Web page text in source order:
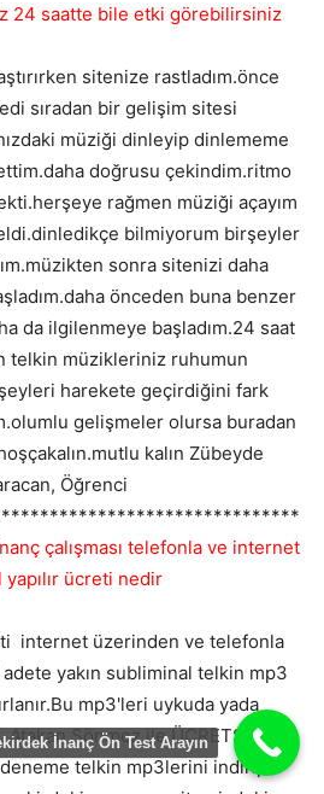
24 saatte bile etki görebilirsiniz
sitenize rastladım.önce
sıradan bir gelişim sitesi
müziği dinleyip dinlememe
doğrusu çekindim.ritmo
rağmen müziği açayım
bilmiyorum birşeyler
sonra sitenizi daha
önceden buna benzer
da ilgilenmeye başladım.24 saat
telkin müzikleriniz ruhumun
harekete geçirdiğini fark
gelişmeler olursa buradan
kalın Zübeyde
Öğrenci
çalışması telefonla ve internet
yapılır ücreti nedir
internet üzerinden ve telefonla
adete yakın subliminal telkin mp3
mp3'leri uykuda yada
Sönmez ile ÜCRETSİZ Ön
telkin mp3lerini indirip
İnanç Ön Test Arayın